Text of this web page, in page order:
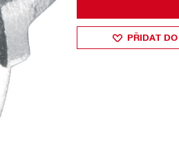
PŘIDAT